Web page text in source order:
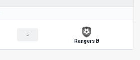
-
Rangers B